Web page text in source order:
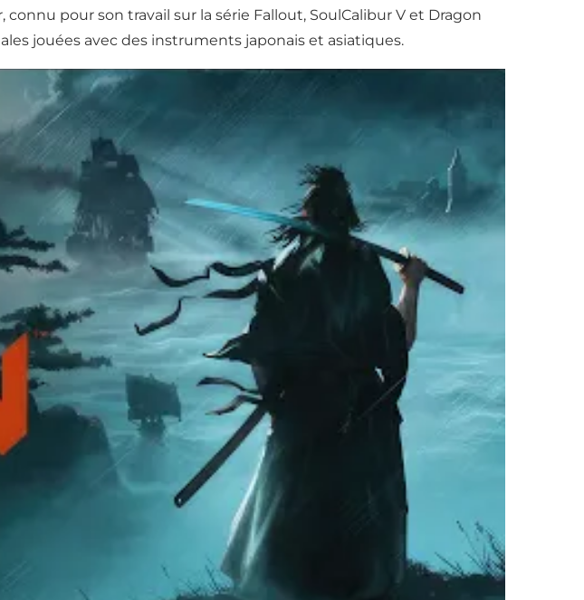
pour son travail sur la série Fallout, SoulCalibur V et Dragon
jouées avec des instruments japonais et asiatiques.